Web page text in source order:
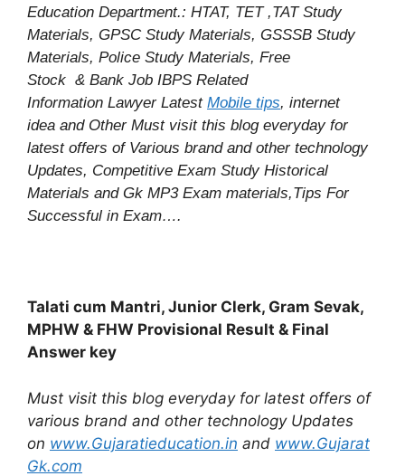
Education Department.: HTAT, TET ,TAT Study
Materials, GPSC Study Materials, GSSSB Study
Materials, Police Study Materials, Free
Stock & Bank Job IBPS Related
Information Lawyer Latest Mobile tips, internet
idea and Other Must visit this blog everyday for
latest offers of Various brand and other technology
Updates, Competitive Exam Study Historical
Materials and Gk MP3 Exam materials,Tips For
Successful in Exam….
Talati cum Mantri, Junior Clerk, Gram Sevak,
MPHW & FHW Provisional Result & Final
Answer key
Must visit this blog everyday for latest offers of
various brand and other technology Updates
on www.Gujaratieducation.in and www.Gujarat
Gk.com